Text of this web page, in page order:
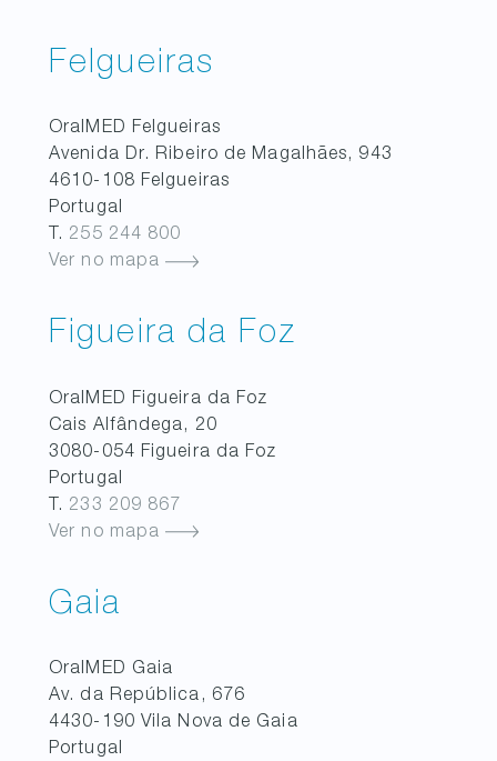
Felgueiras
OralMED Felgueiras
Avenida Dr. Ribeiro de Magalhães, 943
4610-108 Felgueiras
Portugal
T. 255 244 800
Ver no mapa
Figueira da Foz
OralMED Figueira da Foz
Cais Alfândega, 20
3080-054 Figueira da Foz
Portugal
T. 233 209 867
Ver no mapa
Gaia
OralMED Gaia
Av. da República, 676
4430-190 Vila Nova de Gaia
Portugal